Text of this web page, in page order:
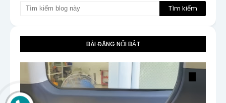
BÀI ĐĂNG NỔI BẬT